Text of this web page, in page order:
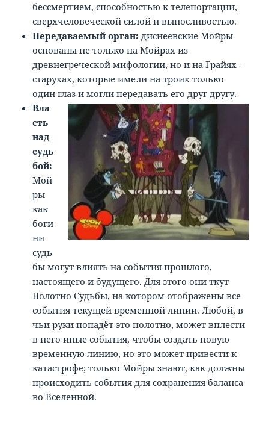
бессмертием, способностью к телепортации,
сверхчеловеческой силой и выносливостью.
Передаваемый орган: диснеевские Мойры
основаны не только на Мойрах из
древнегреческой мифологии, но и на Грайях –
старухах, которые имели на троих только
один глаз и могли передавать его друг другу.
Вла
сть
над
судь
бой:
Мой
ры
как
боги
ни
судь
бы могут влиять на события прошлого,
настоящего и будущего. Для этого они ткут
Полотно Судьбы, на котором отображены все
события текущей временной линии. Любой, в
чьи руки попадёт это полотно, может вплести
в него иные события, чтобы создать новую
временную линию, но это может привести к
катастрофе; только Мойры знают, как должны
происходить события для сохранения баланса
во Вселенной.